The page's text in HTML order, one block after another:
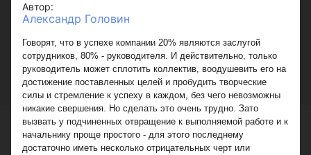
Автор:
Александр Головин
Говорят, что в успехе компании 20% являются заслугой
сотрудников, 80% - руководителя. И действительно, только
руководитель может сплотить коллектив, воодушевить его на
достижение поставленных целей и пробудить творческие
силы и стремление к успеху в каждом, без чего невозможны
никакие свершения. Но сделать это очень трудно. Зато
вызвать у подчиненных отвращение к выполняемой работе и к
начальнику проще простого - для этого последнему
достаточно иметь несколько отрицательных черт или